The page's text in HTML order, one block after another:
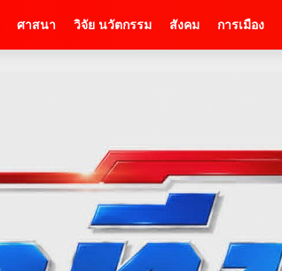
ศาสนา วิจัย นวัตกรรม สังคม การเมือง